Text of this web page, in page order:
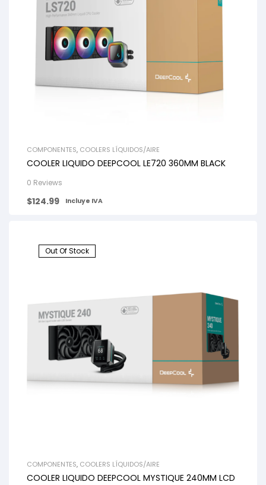
COMPONENTES, COOLERS LÍQUIDOS/AIRE
COOLER LIQUIDO DEEPCOOL LE720 360MM BLACK
0 Reviews
$124.99 Incluye IVA
Out Of Stock
COMPONENTES, COOLERS LÍQUIDOS/AIRE
COOLER LIQUIDO DEEPCOOL MYSTIQUE 240MM LCD